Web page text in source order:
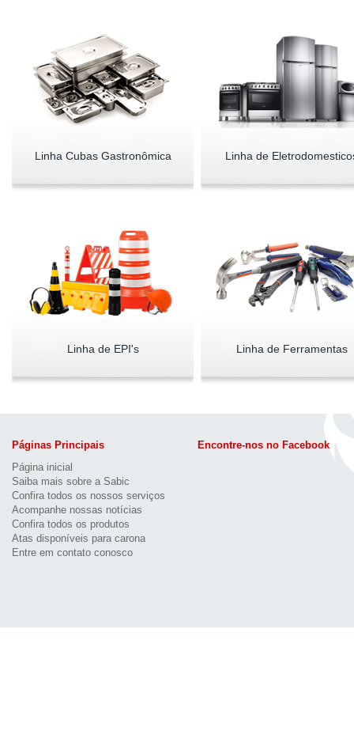
Linha Cubas Gastronômica Linha de
Linha de EPI's Linha de Ferramentas
Páginas Principais
Página inicial
Saiba mais sobre a Sabic
Confira todos os nossos serviços
Acompanhe nossas notícias
Confira todos os produtos
Atas disponíveis para carona
Entre em contato conosco
Encontre-nos no Facebook